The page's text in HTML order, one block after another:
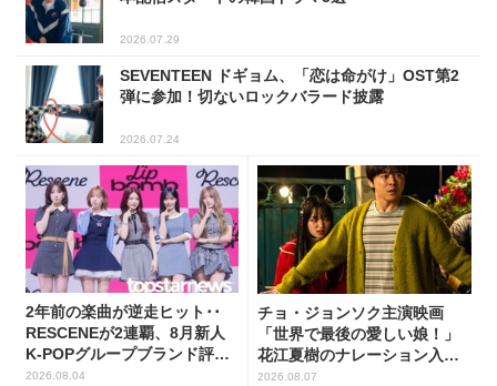
2026.07.29
SEVENTEEN ドギョム、「恋は命がけ」OST第2
弾に参加！切ないロックバラード披露
2026.07.24
2年前の楽曲が逆走ヒット･･
RESCENEが2連覇、8月新人
K-POPグループブランド評判
トップ5
2026.08.04
チョ・ジョンソク主演映画
「世界で最後の愛しい娘！」
花江夏樹のナレーション入り
予告映像解禁！
2026.08.07